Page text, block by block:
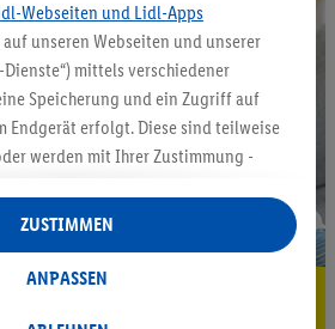
Webseiten und Lidl-Apps
unseren Webseiten und unserer
mittels verschiedener
Speicherung und ein Zugriff auf
erfolgt. Diese sind teilweise
werden mit Ihrer Zustimmung -
mit dem IAB TCF
für personalisierte Werbung
ANPASSEN
ZUSTIMMEN